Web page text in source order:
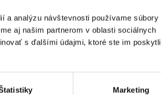
a analýzu návštevnosti používame súbory
aj našim partnerom v oblasti sociálnych
s ďalšími údajmi, ktoré ste im poskytli
Marketing